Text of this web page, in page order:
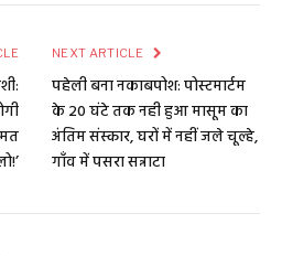
NEXT ARTICLE
पहेली बना नकाबपोश: पोस्टमार्टम
के 20 घंटे तक नही हुआ मासूम का
अंतिम संस्कार, घरों में नहीं जले चूल्हे,
गाँव में पसरा सन्नाटा